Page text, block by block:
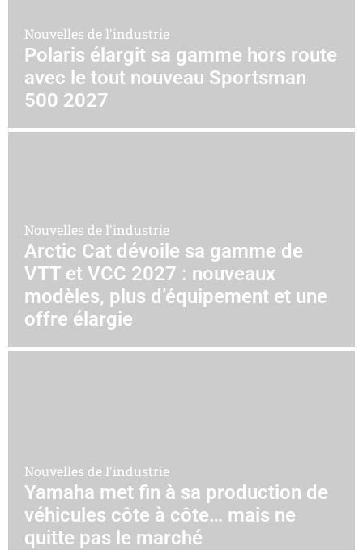
Nouvelles de l'industrie
Polaris élargit sa gamme hors route
avec le tout nouveau Sportsman
500 2027
Nouvelles de l'industrie
Arctic Cat dévoile sa gamme de
VTT et VCC 2027 : nouveaux
modèles, plus d’équipement et une
offre élargie
Nouvelles de l'industrie
Yamaha met fin à sa production de
véhicules côte à côte… mais ne
quitte pas le marché